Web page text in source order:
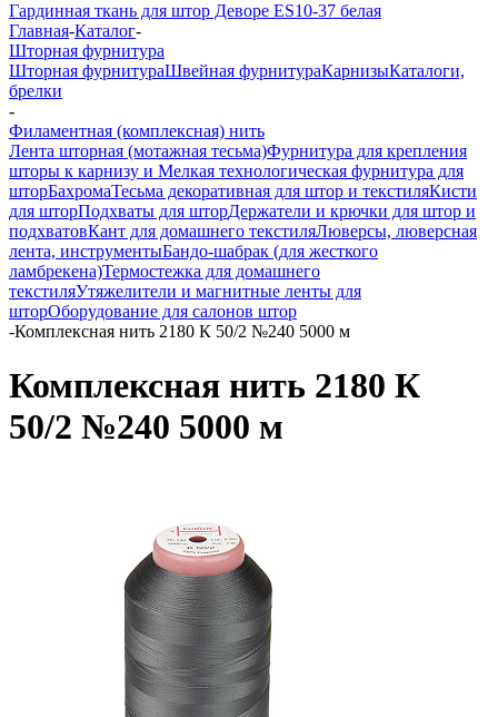
Гардинная ткань для штор Деворе ES10-37 белая
Главная-Каталог-
Шторная фурнитура
Шторная фурнитураШвейная фурнитураКарнизыКаталоги,
брелки
-
Филаментная (комплексная) нить
Лента шторная (мотажная тесьма)Фурнитура для крепления
шторы к карнизу и Мелкая технологическая фурнитура для
шторБахромаТесьма декоративная для штор и текстиляКисти
для шторПодхваты для шторДержатели и крючки для штор и
подхватовКант для домашнего текстиляЛюверсы, люверсная
лента, инструментыБандо-шабрак (для жесткого
ламбрекена)Термостежка для домашнего
текстиляУтяжелители и магнитные ленты для
шторОборудование для салонов штор
-Комплексная нить 2180 К 50/2 №240 5000 м
Комплексная нить 2180 К
50/2 №240 5000 м